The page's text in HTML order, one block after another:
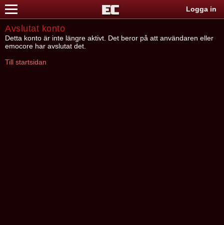
Logga in
Avslutat konto
Detta konto är inte längre aktivt. Det beror på att användaren eller
emocore har avslutat det.
Till startsidan